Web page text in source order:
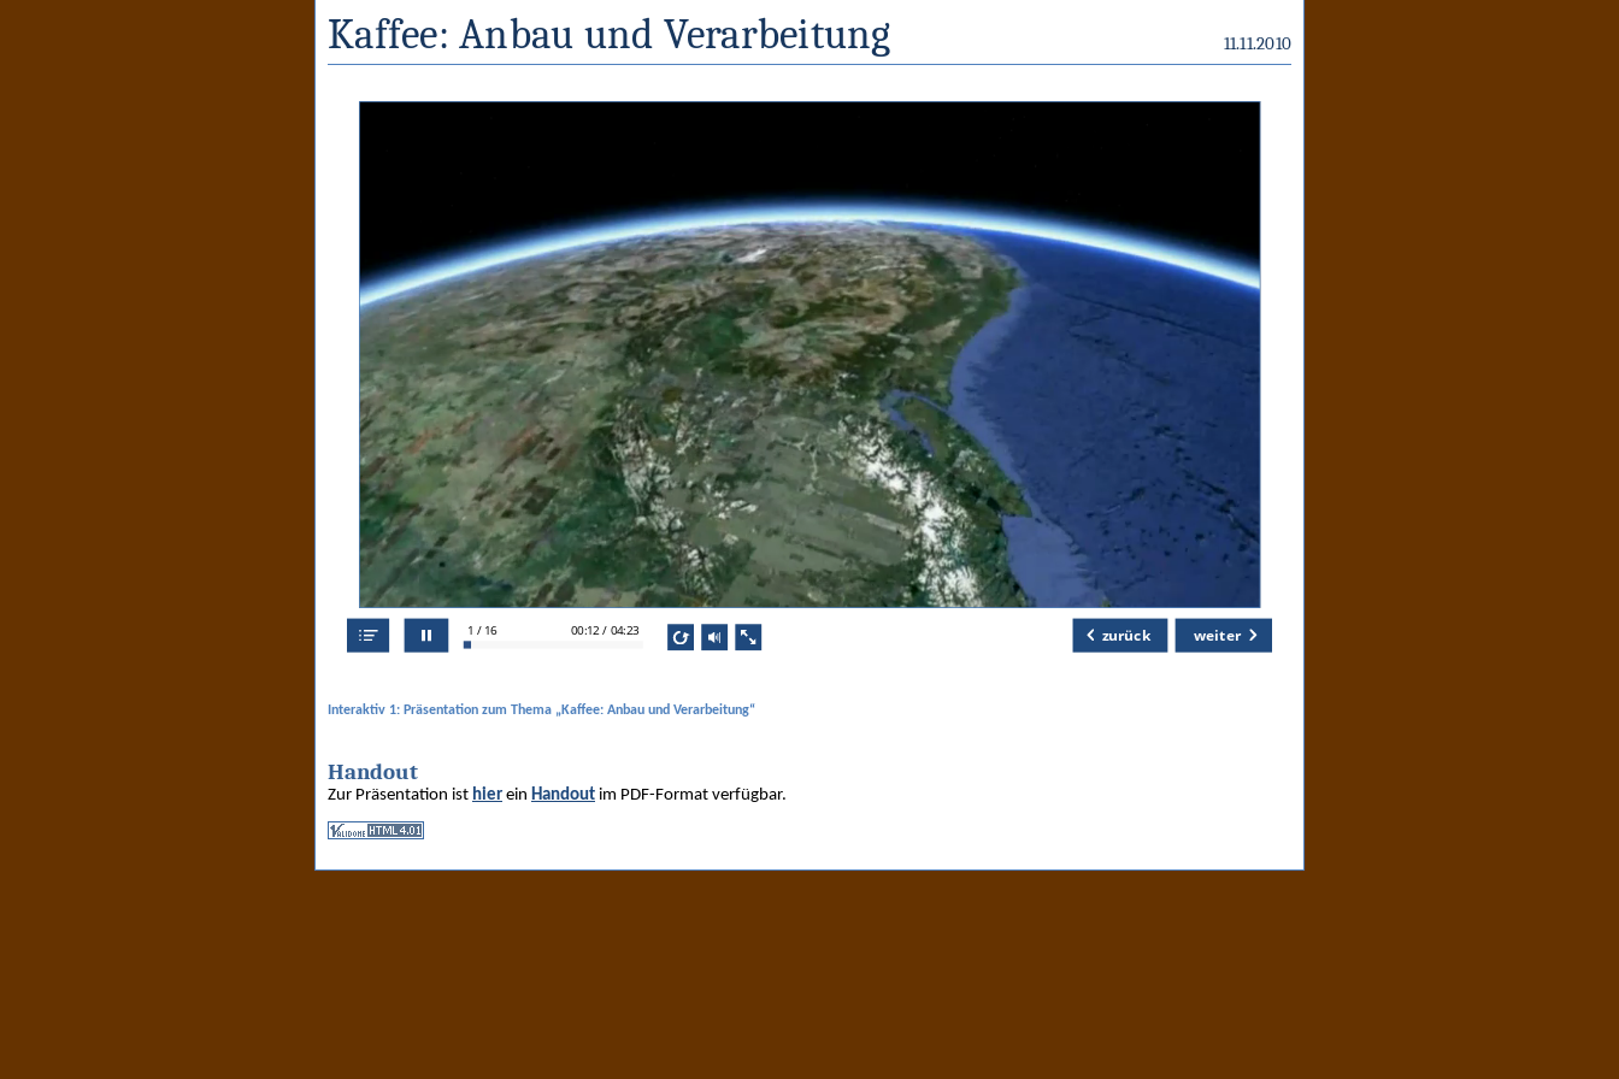
Kaffee: Anbau und Verarbeitung 11.11.2010
Interaktiv 1: Präsentation zum Thema „Kaffee: Anbau und Verarbeitung“
Handout
Zur Präsentation ist hier ein Handout im PDF-Format verfügbar.